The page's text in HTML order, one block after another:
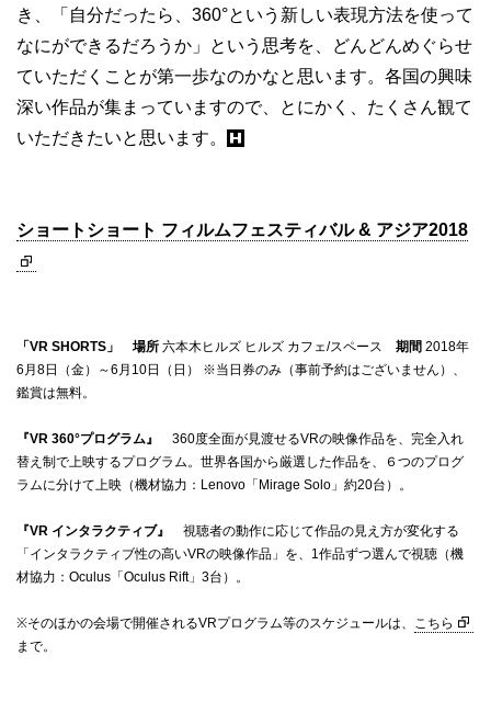
き、「自分だったら、360°という新しい表現方法を使って
なにができるだろうか」という思考を、どんどんめぐらせ
ていただくことが第一歩なのかなと思います。各国の興味
深い作品が集まっていますので、とにかく、たくさん観て
いただきたいと思います。
ショートショート フィルムフェスティバル & アジア2018
「VR SHORTS」 場所 六本木ヒルズ ヒルズ カフェ/スペース 期間 2018年
6月8日（金）～6月10日（日） ※当日券のみ（事前予約はございません）、
鑑賞は無料。
『VR 360°プログラム』
360度全面が見渡せるVRの映像作品を、完全入れ
替え制で上映するプログラム。世界各国から厳選した作品を、６つのプログ
ラムに分けて上映（機材協力：Lenovo「Mirage Solo」約20台）。
『VR インタラクティブ』
視聴者の動作に応じて作品の見え方が変化する
「インタラクティブ性の高いVRの映像作品」を、1作品ずつ選んで視聴（機
材協力：Oculus「Oculus Rift」3台）。
※そのほかの会場で開催されるVRプログラム等のスケジュールは、 こちら
まで。